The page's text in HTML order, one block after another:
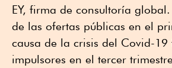
EY, firma de consultoría
de las ofertas públicas en el
causa de la crisis del Covid-19
impulsores en el tercer